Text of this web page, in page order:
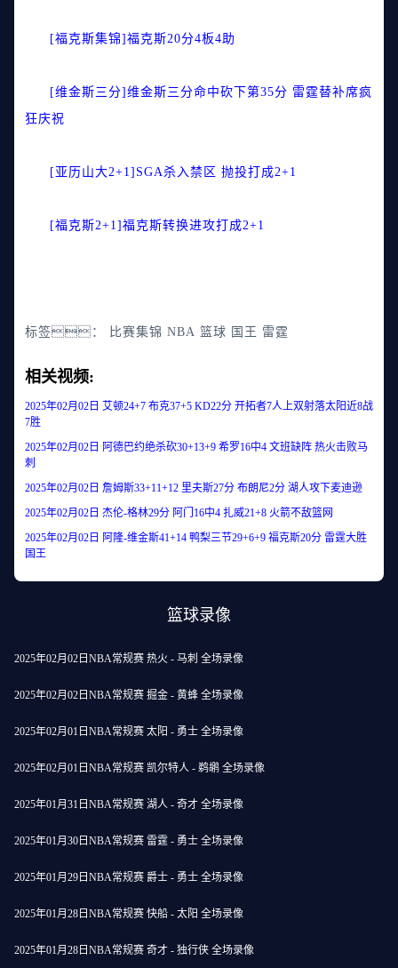
[福克斯集锦]福克斯20分4板4助
[维金斯三分]维金斯三分命中砍下第35分 雷霆替补席疯
狂庆祝
[亚历山大2+1]SGA杀入禁区 抛投打成2+1
[福克斯2+1]福克斯转换进攻打成2+1
标签： 比赛集锦 NBA 篮球 国王 雷霆
相关视频:
2025年02月02日 艾顿24+7 布克37+5 KD22分 开拓者7人上双射落太阳近8战
7胜
2025年02月02日 阿德巴约绝杀砍30+13+9 希罗16中4 文班缺阵 热火击败马
刺
2025年02月02日 詹姆斯33+11+12 里夫斯27分 布朗尼2分 湖人攻下麦迪逊
2025年02月02日 杰伦-格林29分 阿门16中4 扎威21+8 火箭不敌篮网
2025年02月02日 阿隆-维金斯41+14 鸭梨三节29+6+9 福克斯20分 雷霆大胜
国王
篮球录像
2025年02月02日NBA常规赛 热火 - 马刺 全场录像
2025年02月02日NBA常规赛 掘金 - 黄蜂 全场录像
2025年02月01日NBA常规赛 太阳 - 勇士 全场录像
2025年02月01日NBA常规赛 凯尔特人 - 鹈鹕 全场录像
2025年01月31日NBA常规赛 湖人 - 奇才 全场录像
2025年01月30日NBA常规赛 雷霆 - 勇士 全场录像
2025年01月29日NBA常规赛 爵士 - 勇士 全场录像
2025年01月28日NBA常规赛 快船 - 太阳 全场录像
2025年01月28日NBA常规赛 奇才 - 独行侠 全场录像